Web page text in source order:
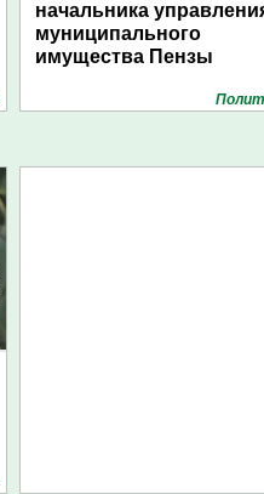
начальника
муниципального
имущества Пензы